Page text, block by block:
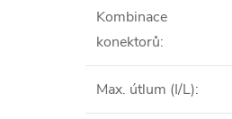
Kombinace
konektorů:
Max. útlum (I/L):